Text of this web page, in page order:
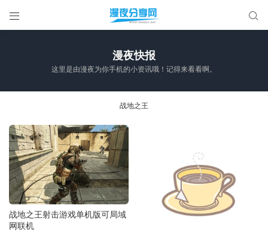
 
漫夜快报
这里是由漫夜为你手机的小资讯哦！记得来看看啊。
战地之王
战地之王射击游戏单机版可局域
网联机